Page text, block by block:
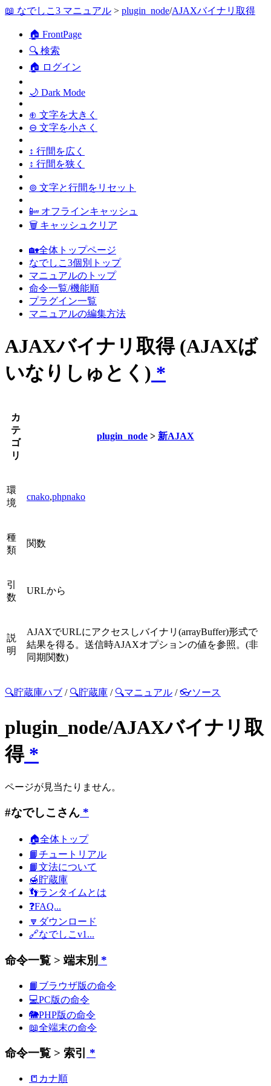
📖 なでしこ3 マニュアル > plugin_node/AJAXバイナリ取得
🏠 FrontPage
🔍 検索
🏠 ログイン
🌙 Dark Mode
⊕ 文字を大きく
⊖ 文字を小さく
↕ 行間を広く
↕ 行間を狭く
⊚ 文字と行間をリセット
📴 オフラインキャッシュ
🗑 キャッシュクリア
🏡全体トップページ
なでしこ3個別トップ
マニュアルのトップ
命令一覧/機能順
プラグイン一覧
マニュアルの編集方法
AJAXバイナリ取得 (AJAXば
いなりしゅとく) *
カ
テ
ゴ
リ
plugin_node > 新AJAX
環
境
cnako,phpnako
種
類
関数
引
数
URLから
説
明
AJAXでURLにアクセスしバイナリ(arrayBuffer)形式で
結果を得る。送信時AJAXオプションの値を参照。(非
同期関数)
🔍貯蔵庫ハブ / 🔍貯蔵庫 / 🔍マニュアル /👓ソース
plugin_node/AJAXバイナリ取
得*
ページが見当たりません。
#なでしこさん *
🏠全体トップ
📙チュートリアル
📙文法について
🍯貯蔵庫
👣ランタイムとは
❓FAQ...
🔽ダウンロード
🔗なでしこv1...
命令一覧 > 端末別 *
📙ブラウザ版の命令
💻PC版の命令
🐘PHP版の命令
📖全端末の命令
命令一覧 > 索引 *
📒カナ順